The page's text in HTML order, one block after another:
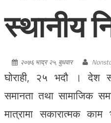
स्थानीय
२०७६ भाद्र २५, बुधवार
घोराही, २५ भदौ । देश
समानता तथा सामाजिक
मात्रामा सकारात्मक